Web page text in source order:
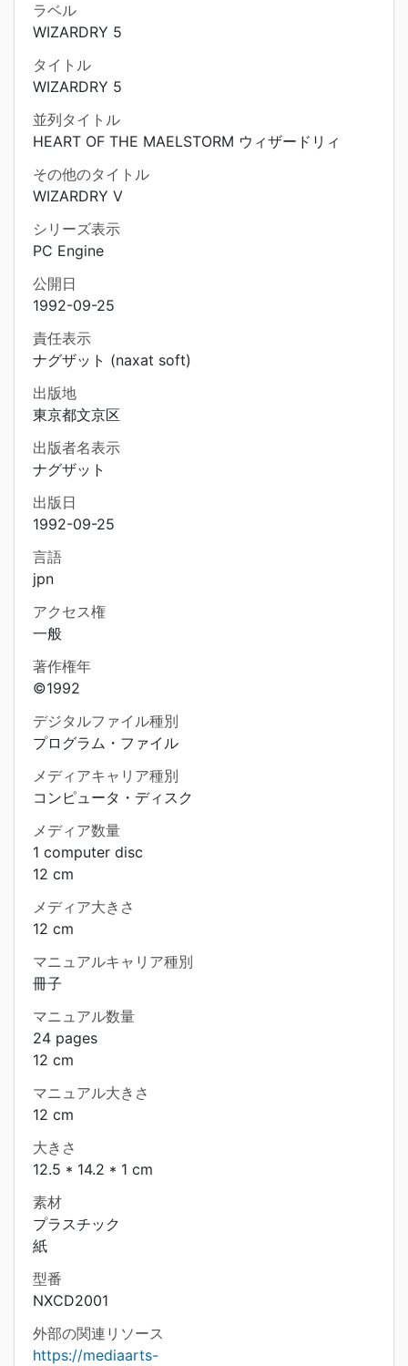
ラベル
WIZARDRY 5
タイトル
WIZARDRY 5
並列タイトル
HEART OF THE MAELSTORM ウィザードリィ
その他のタイトル
WIZARDRY V
シリーズ表示
PC Engine
公開日
1992-09-25
責任表示
ナグザット (naxat soft)
出版地
東京都文京区
出版者名表示
ナグザット
出版日
1992-09-25
言語
jpn
アクセス権
一般
著作権年
©1992
デジタルファイル種別
プログラム・ファイル
メディアキャリア種別
コンピュータ・ディスク
メディア数量
1 computer disc
12 cm
メディア大きさ
12 cm
マニュアルキャリア種別
冊子
マニュアル数量
24 pages
12 cm
マニュアル大きさ
12 cm
大きさ
12.5 * 14.2 * 1 cm
素材
プラスチック
紙
型番
NXCD2001
外部の関連リソース
https://mediaarts-